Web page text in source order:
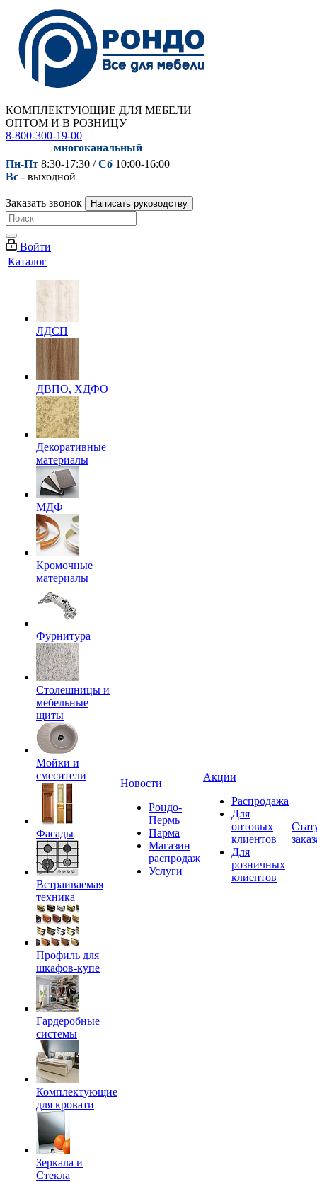
КОМПЛЕКТУЮЩИЕ ДЛЯ МЕБЕЛИ
ОПТОМ И В РОЗНИЦУ
8-800-300-19-00
многоканальный
Пн-Пт 8:30-17:30 /Сб 10:00-16:00
Вс - выходной
Заказать звонок Написать руководству
Войти
Каталог
ЛДСП
ДВПО, ХДФО
Декоративные
материалы
МДФ
Кромочные
материалы
Фурнитура
Столешницы и
мебельные
щиты
Мойки и
смесители
Фасады
Встраиваемая
техника
Профиль для
шкафов-купе
Гардеробные
системы
Комплектующие
для кровати
Зеркала и
Стекла
Новости
Рондо-
Пермь
Парма
Магазин
распродаж
Услуги
Акции
Распродажа
Для
оптовых
клиентов
Для
розничных
клиентов